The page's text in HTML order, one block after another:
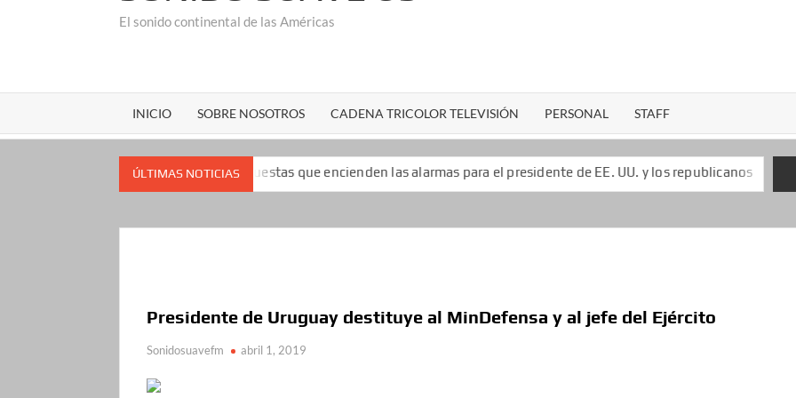
El sonido continental de las Américas
INICIO SOBRE NOSOTROS CADENA TRICOLOR TELEVISIÓN PERSONAL STAFF
ÚLTIMAS NOTICIAS
impopularidad: las encuestas que encienden las alarmas para el presidente de EE. UU. y los republicanos Keiko
Presidente de Uruguay destituye al MinDefensa y al jefe del Ejército
Sonidosuavefm abril 1, 2019